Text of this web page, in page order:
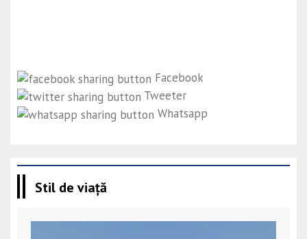
Facebook
Tweeter
Whatsapp
Stil de viață